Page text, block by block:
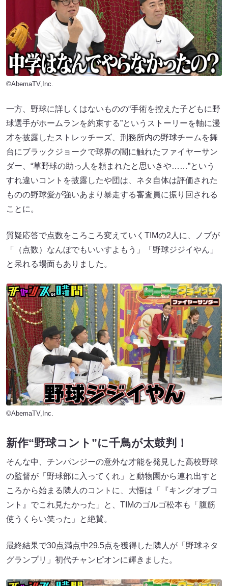
©AbemaTV,Inc.
一方、野球に詳しくはないものの“手術を控えた子どもに野
球選手がホームランを約束する”というストーリーを軸に漫
才を披露したストレッチーズ、刑務所内の野球チームを舞
台にブラックジョークで球界の闇に触れたファイヤーサン
ダー、“草野球の助っ人を頼まれたと思いきや……”という
すれ違いコントを披露したや団は、ネタ自体は評価された
ものの野球愛が強いあまり暴走する審査員に振り回される
ことに。
質疑応答で点数をころころ変えていくTIMの2人に、ノブが
「（点数）なんぼでもいいすよもう」「野球ジジイやん」
と呆れる場面もありました。
©AbemaTV,Inc.
新作“野球コント”に千鳥が太鼓判！
そんな中、チンパンジーの意外な才能を発見した高校野球
の監督が「野球部に入ってくれ」と動物園から連れ出すと
ころから始まる隣人のコントに、大悟は「『キングオブコ
ント』でこれ見たかった」と、TIMのゴルゴ松本も「腹筋
使うくらい笑った」と絶賛。
最終結果で30点満点中29.5点を獲得した隣人が「野球ネタ
グランプリ」初代チャンピオンに輝きました。